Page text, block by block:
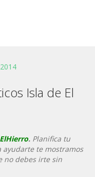
Isla de El
. Planifica tu
ayudarte te mostramos
no debes irte sin